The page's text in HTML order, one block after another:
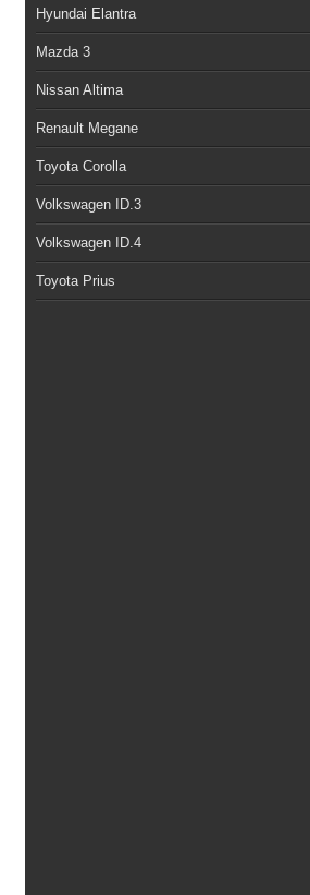
Hyundai Elantra
Mazda 3
Nissan Altima
Renault Megane
Toyota Corolla
Volkswagen ID.3
Volkswagen ID.4
Toyota Prius